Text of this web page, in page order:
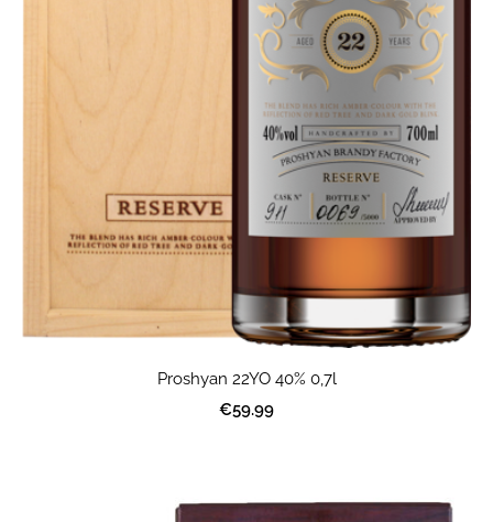
Proshyan 22YO 40% 0,7l
€59.99